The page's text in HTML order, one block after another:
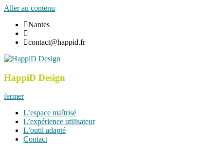
Aller au contenu
Nantes
contact@happid.fr
HappiD Design
Diagnostic et conseil
HappiD Design
fermer
L’espace maîtrisé
L’expérience utilisateur
L’outil adapté
Contact